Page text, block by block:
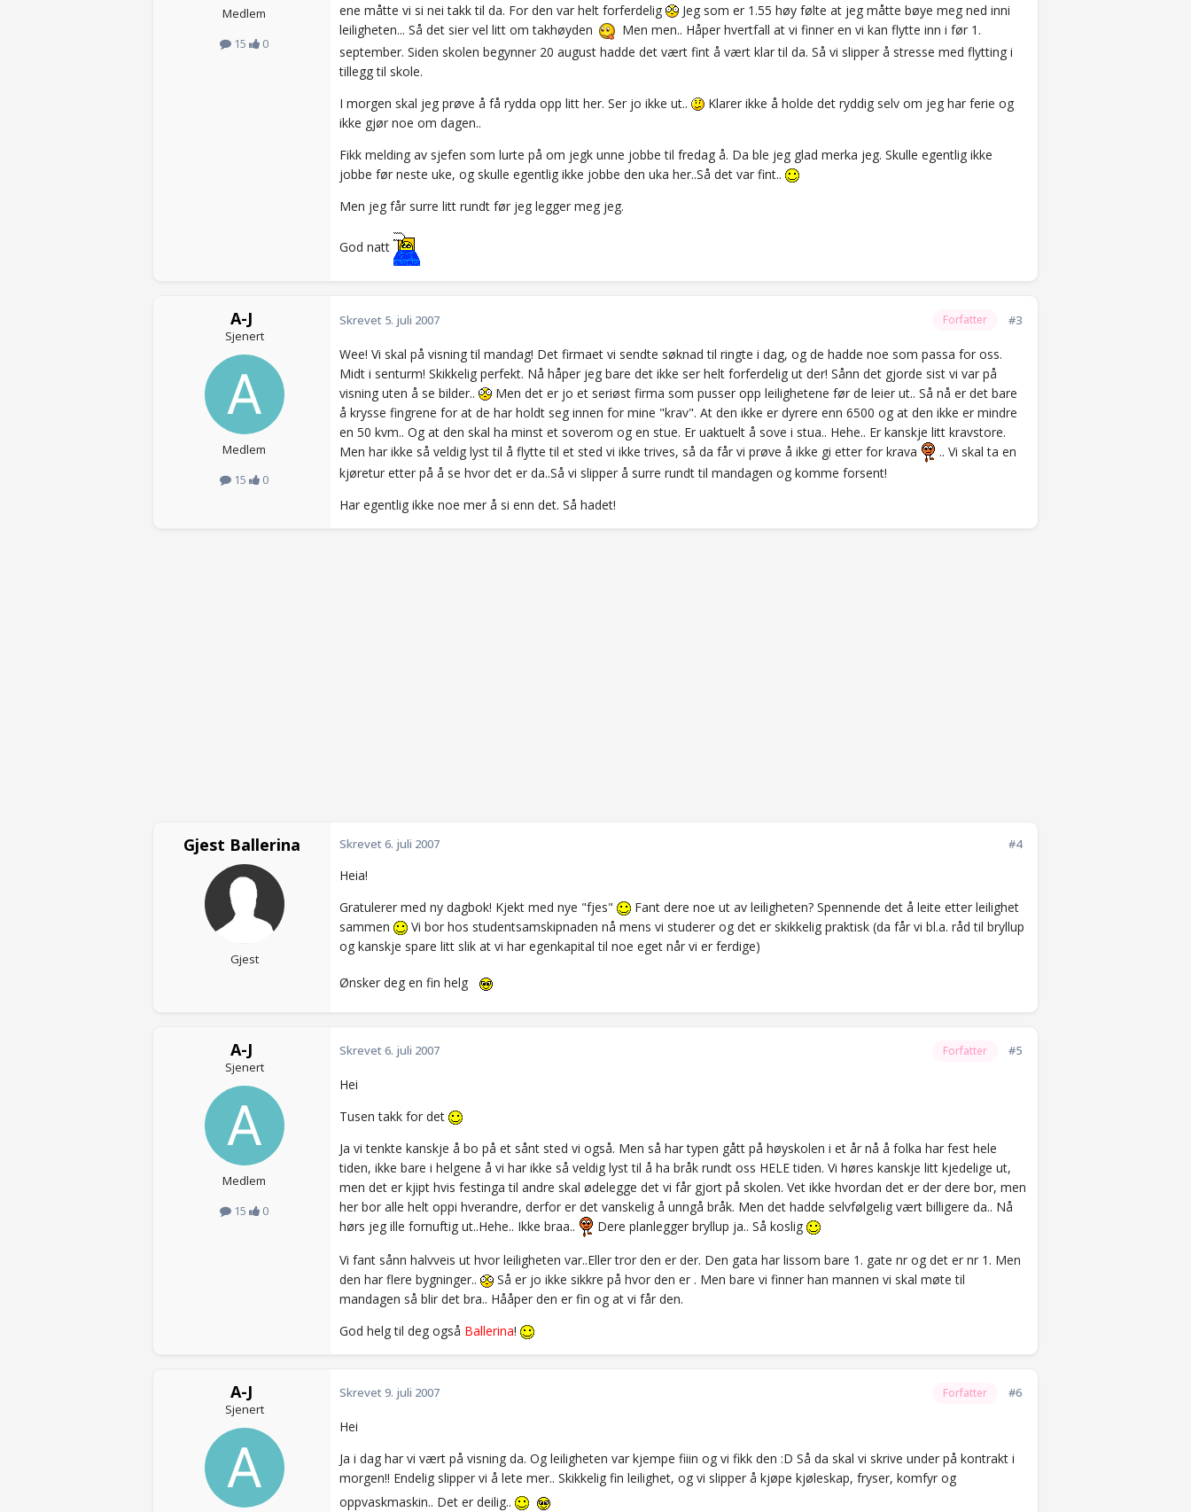
Medlem
15
0
ene måtte vi si nei takk til da. For den var helt forferdelig
Jeg som er 1.55 høy følte at jeg måtte bøye meg ned inni
leiligheten... Så det sier vel litt om takhøyden
Men men.. Håper hvertfall at vi finner en vi kan flytte inn i før 1.
september. Siden skolen begynner 20 august hadde det vært fint å vært klar til da. Så vi slipper å stresse med flytting i
tillegg til skole.
I morgen skal jeg prøve å få rydda opp litt her. Ser jo ikke ut..
Klarer ikke å holde det ryddig selv om jeg har ferie og
ikke gjør noe om dagen..
Fikk melding av sjefen som lurte på om jegk unne jobbe til fredag å. Da ble jeg glad merka jeg. Skulle egentlig ikke
jobbe før neste uke, og skulle egentlig ikke jobbe den uka her..Så det var fint..
Men jeg får surre litt rundt før jeg legger meg jeg.
God natt
A-J
Sjenert
Medlem
15
0
Forfatter #3
Skrevet 5. juli 2007
Wee! Vi skal på visning til mandag! Det firmaet vi sendte søknad til ringte i dag, og de hadde noe som passa for oss.
Midt i senturm! Skikkelig perfekt. Nå håper jeg bare det ikke ser helt forferdelig ut der! Sånn det gjorde sist vi var på
visning uten å se bilder..
Men det er jo et seriøst firma som pusser opp leilighetene før de leier ut.. Så nå er det bare
å krysse fingrene for at de har holdt seg innen for mine "krav". At den ikke er dyrere enn 6500 og at den ikke er mindre
en 50 kvm.. Og at den skal ha minst et soverom og en stue. Er uaktuelt å sove i stua.. Hehe.. Er kanskje litt kravstore.
Men har ikke så veldig lyst til å flytte til et sted vi ikke trives, så da får vi prøve å ikke gi etter for krava
.. Vi skal ta en
kjøretur etter på å se hvor det er da..Så vi slipper å surre rundt til mandagen og komme forsent!
Har egentlig ikke noe mer å si enn det. Så hadet!
Gjest Ballerina
Gjest
#4
Skrevet6. juli 2007
Heia!
Gratulerer med ny dagbok! Kjekt med nye "fjes"
Fant dere noe ut av leiligheten? Spennende det å leite etter leilighet
sammen
Vi bor hos studentsamskipnaden nå mens vi studerer og det er skikkelig praktisk (da får vi bl.a. råd til bryllup
og kanskje spare litt slik at vi har egenkapital til noe eget når vi er ferdige)
Ønsker deg en fin helg
A-J
Sjenert
Medlem
15
0
Forfatter #5
Skrevet6. juli 2007
Hei
Tusen takk for det
Ja vi tenkte kanskje å bo på et sånt sted vi også. Men så har typen gått på høyskolen i et år nå å folka har fest hele
tiden, ikke bare i helgene å vi har ikke så veldig lyst til å ha bråk rundt oss HELE tiden. Vi høres kanskje litt kjedelige ut,
men det er kjipt hvis festinga til andre skal ødelegge det vi får gjort på skolen. Vet ikke hvordan det er der dere bor, men
her bor alle helt oppi hverandre, derfor er det vanskelig å unngå bråk. Men det hadde selvfølgelig vært billigere da.. Nå
hørs jeg ille fornuftig ut..Hehe.. Ikke braa..
Dere planlegger bryllup ja.. Så koslig
Vi fant sånn halvveis ut hvor leiligheten var..Eller tror den er der. Den gata har lissom bare 1. gate nr og det er nr 1. Men
den har flere bygninger..
Så er jo ikke sikkre på hvor den er . Men bare vi finner han mannen vi skal møte til
mandagen så blir det bra.. Hååper den er fin og at vi får den.
God helg til deg også Ballerina!
A-J
Sjenert
Forfatter #6
Skrevet9. juli 2007
Hei
Ja i dag har vi vært på visning da. Og leiligheten var kjempe fiiin og vi fikk den :D Så da skal vi skrive under på kontrakt i
morgen!! Endelig slipper vi å lete mer.. Skikkelig fin leilighet, og vi slipper å kjøpe kjøleskap, fryser, komfyr og
oppvaskmaskin.. Det er deilig..